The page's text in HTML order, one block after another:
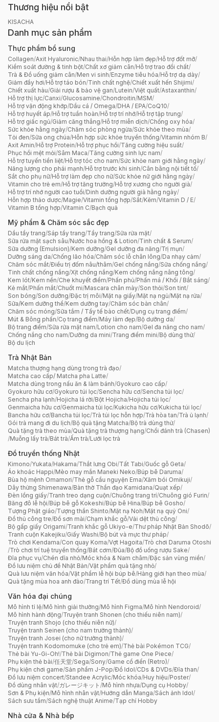
Thương hiệu nổi bật
KISACHA
Danh mục sản phẩm
Thực phẩm bổ sung
Collagen/Axit Hyaluronic/Nhau thai/Hỗn hợp làm đẹp/Hỗ trợ đốt mỡ/
Kiểm soát đường & tinh bột/Chất xơ giảm cân/Hỗ trợ trao đổi chất/
Trà & Đồ uống giảm cân/Men vi sinh/Enzyme tiêu hóa/Hỗ trợ dạ dày/
Giảm đầy hơi/Hỗ trợ táo bón/Tinh chất nghệ/Chiết xuất hến Shijimi/
Chiết xuất hàu/Giải rượu & bảo vệ gan/Lutein/Việt quất/Astaxanthin/
Hỗ trợ thị lực/Canxi/Glucosamine/Chondroitin/MSM/
Hỗ trợ vận động khớp/Dầu cá / Omega/DHA / EPA/CoQ10/
Hỗ trợ huyết áp/Hỗ trợ tuần hoàn/Hỗ trợ trí nhớ/Hỗ trợ tập trung/
Hỗ trợ giấc ngủ/Giảm căng thẳng/Hỗ trợ miễn dịch/Chống oxy hóa/
Sức khỏe hằng ngày/Chăm sóc phòng ngừa/Sức khỏe theo mùa/
Tỏi đen/Sữa ong chúa/Hỗn hợp sức khỏe truyền thống/Vitamin nhóm B/
Axit Amin/Hỗ trợ Protein/Hỗ trợ phục hồi/Tăng cường hiệu suất/
Phục hồi mệt mỏi/Sâm Maca/Tăng cường sinh lực nam/
Hỗ trợ tuyến tiền liệt/Hỗ trợ tóc cho nam/Sức khỏe nam giới hằng ngày/
Năng lượng cho phái mạnh/Hỗ trợ trước khi sinh/Cân bằng nội tiết tố/
Sắt cho phụ nữ/Hỗ trợ làm đẹp cho nữ/Sức khỏe nữ giới hằng ngày/
Vitamin cho trẻ em/Hỗ trợ tăng trưởng/Hỗ trợ xương cho người già/
Hỗ trợ trí nhớ người cao tuổi/Dinh dưỡng người già hằng ngày/
Hỗn hợp thảo dược/Magie/Vitamin tổng hợp/Sắt/Kẽm/Vitamin D / E/
Vitamin B tổng hợp/Vitamin C/Bạch quả
Mỹ phẩm & Chăm sóc sắc đẹp
Dầu tẩy trang/Sáp tẩy trang/Tẩy trang/Sữa rửa mặt/
Sữa rửa mặt sạch sâu/Nước hoa hồng & Lotion/Tinh chất & Serum/
Sữa dưỡng (Emulsion)/Kem dưỡng/Gel dưỡng đa năng/Trị mụn/
Dưỡng sáng da/Chống lão hóa/Chăm sóc lỗ chân lông/Da nhạy cảm/
Chăm sóc mắt/Điều trị đốm nâu/thâm/Gel chống nắng/Sữa chống nắng/
Tinh chất chống nắng/Xịt chống nắng/Kem chống nắng nâng tông/
Kem lót/Kem nền/Che khuyết điểm/Phấn phủ/Phấn má / Khối / Bắt sáng/
Kẻ mắt/Phấn mắt/Chuốt mi/Mascara chân mày/Son thỏi/Son tint/
Son bóng/Son dưỡng/Đặc trị môi/Mặt nạ giấy/Mặt nạ ngủ/Mặt nạ rửa/
Sữa/Kem dưỡng thể/Kem dưỡng tay/Chăm sóc bàn chân/
Chăm sóc móng/Sữa tắm / Tẩy tế bào chết/Dụng cụ trang điểm/
Mút & Bông phấn/Cọ trang điểm/Máy làm đẹp/Bộ dưỡng da/
Bộ trang điểm/Sữa rửa mặt nam/Lotion cho nam/Gel đa năng cho nam/
Chống nắng cho nam/Dưỡng da mini/Trang điểm mini/Bộ dùng thử/
Bộ du lịch
Trà Nhật Bản
Matcha thượng hạng dùng trong trà đạo/
Matcha cao cấp/ Matcha pha Latte/
Matcha dùng trong nấu ăn & làm bánh/Gyokuro cao cấp/
Gyokuro hữu cơ/Gyokuro túi lọc/Sencha hữu cơ/Sencha túi lọc/
Sencha pha lạnh/Hojicha lá rời/Bột Hojicha/Hojicha túi lọc/
Genmaicha hữu cơ/Genmaicha túi lọc/Kukicha hữu cơ/Kukicha túi lọc/
Bancha hữu cơ/Bancha túi lọc/Trà túi lọc hỗn hợp/Trà hòa tan/Trà ủ lạnh/
Gói trà mang đi du lịch/Bộ quà tặng Matcha/Bộ trà dùng thử/
Quà tặng trà theo mùa/Quà tặng trà thượng hạng/Chổi đánh trà (Chasen)
/Muỗng lấy trà/Bát trà/Ấm trà/Lưới lọc trà
Đồ truyền thống Nhật
Kimono/Yukata/Hakama/Thắt lưng Obi/Tất Tabi/Guốc gỗ Geta/
Áo khoác Happi/Mèo may mắn Maneki Neko/Búp bê Daruma/
Bùa hộ mệnh Omamori/Thẻ gỗ cầu nguyện Ema/Xăm bói Omikuji/
Dây thừng Shimenawa/Bàn thờ Thần đạo Kamidana/Quạt xếp/
Đèn lồng giấy/Tranh treo dạng cuộn/Chuông trang trí/Chuông gió Furin/
Băng đô lễ hội/Búp bê gỗ Kokeshi/Búp bê Hina/Búp bê Gosho/
Tượng Phật giáo/Tượng thần Shinto/Mặt nạ Noh/Mặt nạ quỷ Oni/
Đồ thủ công tre/Đồ sơn mài/Chạm khắc gỗ/Vải dệt thủ công/
Bộ gấp giấy Origami/Tranh khắc gỗ Ukiyo-e/Thư pháp Nhật Bản Shodō/
Tranh cuộn Kakejiku/Giấy Washi/Bộ bút và mực thư pháp/
Trò chơi Kendama/Con quay Koma/Vợt Hagoita/Trò chơi Daruma Otoshi
/Trò chơi trí tuệ truyền thống/Bát cơm/Đũa/Bộ đồ uống rượu Sake/
Đĩa phục vụ/Chén dĩa nhỏ/Móc khóa & Nam châm/Đặc sản vùng miền/
Đồ lưu niệm chủ đề Nhật Bản/Vật phẩm quà tặng nhỏ/
Quà lưu niệm văn hóa/Vật phẩm lễ hội búp bê/Hàng giới hạn theo mùa/
Quà tặng mùa hoa anh đào/Trang trí Tết/Đồ dùng mùa lễ hội
Văn hóa đại chúng
Mô hình tỉ lệ/Mô hình giải thưởng/Mô hình Figma/Mô hình Nendoroid/
Mô hình hành động/Truyện tranh Shonen (cho thiếu niên nam)/
Truyện tranh Shojo (cho thiếu niên nữ)/
Truyện tranh Seinen (cho nam trưởng thành)/
Truyện tranh Josei (cho nữ trưởng thành)/
Truyện tranh Kodomomuke (cho trẻ em)/Thẻ bài Pokémon TCG/
Thẻ bài Yu-Gi-Oh!/Thẻ bài Digimon/Thẻ game One Piece/
Phụ kiện thẻ bài/任天堂/Sega/Sony/Game cổ điển (Retro)/
Phụ kiện chơi game/Sản phẩm J-Pop/Đồ Idol/CDs & DVDs/Đĩa than/
Đồ lưu niệm concert/Standee Acrylic/Móc khóa/Huy hiệu/Poster/
Đồ dùng nhân vật/ガレージキット /Mô hình nhựa/Dụng cụ Hobby/
Sơn & Phụ kiện/Mô hình nhân vật/Hướng dẫn Manga/Sách ảnh Idol/
Sách sưu tầm/Sách nghệ thuật Anime/Tạp chí Hobby
Nhà cửa & Nhà bếp